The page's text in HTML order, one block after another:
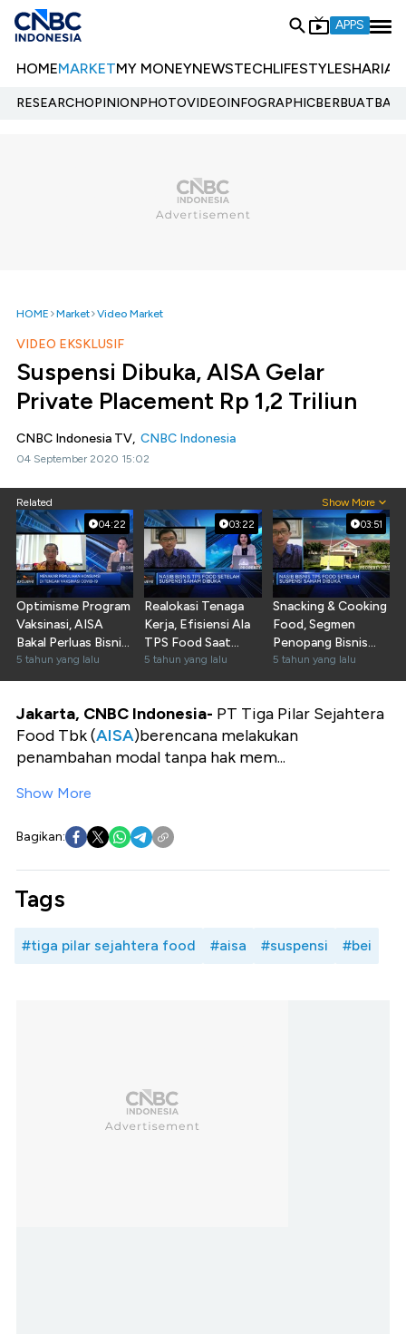
APPS
HOMEMARKETMY MONEYNEWSTECHLIFESTYLESHARIA
RESEARCHOPINIONPHOTOVIDEOINFOGRAPHIC
HOME Market Video Market
VIDEO EKSKLUSIF
Suspensi Dibuka, AISA Gelar
Private Placement Rp 1,2 Triliun
CNBC Indonesia TV, CNBC Indonesia
04 September 2020 15:02
Related Show More
04:22
Optimisme Program
Vaksinasi, AISA
Bakal Perluas Bisnis
Snack
5 tahun yang lalu
03:22
Realokasi Tenaga
Kerja, Efisiensi Ala
TPS Food Saat
Pandemi
5 tahun yang lalu
03:51
Snacking & Cooking
Food, Segmen
Penopang Bisnis
TPS Food
5 tahun yang lalu
Jakarta, CNBC Indonesia- PT Tiga Pilar Sejahtera
Food Tbk (AISA)berencana melakukan
penambahan modal tanpa hak mem...
Show More
Bagikan:
Tags
#tiga pilar sejahtera food #aisa #suspensi #bei